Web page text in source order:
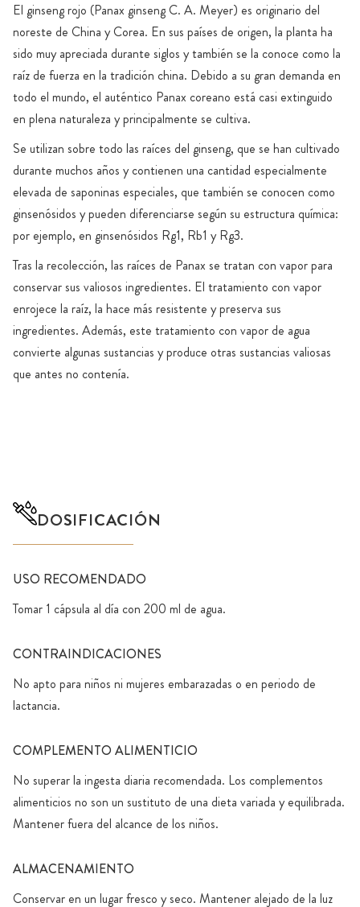
El ginseng rojo (Panax ginseng C. A. Meyer) es originario del
noreste de China y Corea. En sus países de origen, la planta ha
sido muy apreciada durante siglos y también se la conoce como la
raíz de fuerza en la tradición china. Debido a su gran demanda en
todo el mundo, el auténtico Panax coreano está casi extinguido
en plena naturaleza y principalmente se cultiva.
Se utilizan sobre todo las raíces del ginseng, que se han cultivado
durante muchos años y contienen una cantidad especialmente
elevada de saponinas especiales, que también se conocen como
ginsenósidos y pueden diferenciarse según su estructura química:
por ejemplo, en ginsenósidos Rg1, Rb1 y Rg3.
Tras la recolección, las raíces de Panax se tratan con vapor para
conservar sus valiosos ingredientes. El tratamiento con vapor
enrojece la raíz, la hace más resistente y preserva sus
ingredientes. Además, este tratamiento con vapor de agua
convierte algunas sustancias y produce otras sustancias valiosas
que antes no contenía.
DOSIFICACIÓN
USO RECOMENDADO
Tomar 1 cápsula al día con 200 ml de agua.
CONTRAINDICACIONES
No apto para niños ni mujeres embarazadas o en periodo de
lactancia.
COMPLEMENTO ALIMENTICIO
No superar la ingesta diaria recomendada. Los complementos
alimenticios no son un sustituto de una dieta variada y equilibrada.
Mantener fuera del alcance de los niños.
ALMACENAMIENTO
Conservar en un lugar fresco y seco. Mantener alejado de la luz